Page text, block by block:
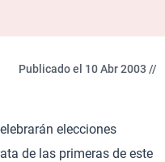
Publicado el 10 Abr 2003 //
elecciones
de las primeras de este